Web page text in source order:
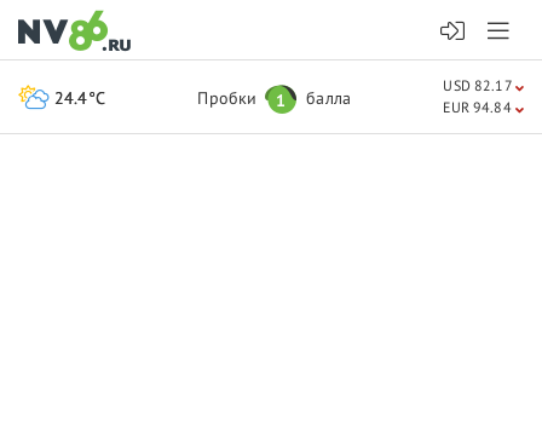
24.4°C Пробки 1 балла
USD 82.17
EUR 94.84